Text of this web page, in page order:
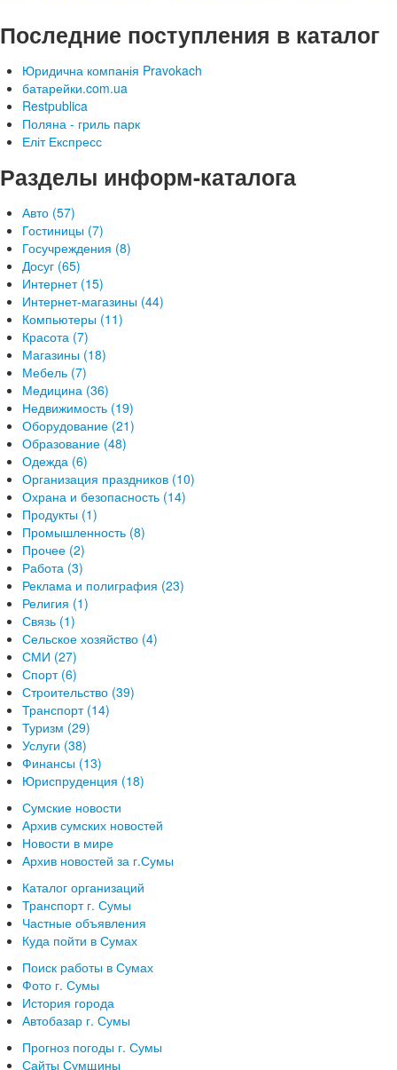
Последние поступления в каталог
Юридична компанія Pravokach
батарейки.com.ua
Restpublica
Поляна - гриль парк
Еліт Експресс
Разделы информ-каталога
Авто (57)
Гостиницы (7)
Госучреждения (8)
Досуг (65)
Интернет (15)
Интернет-магазины (44)
Компьютеры (11)
Красота (7)
Магазины (18)
Мебель (7)
Медицина (36)
Недвижимость (19)
Оборудование (21)
Образование (48)
Одежда (6)
Организация праздников (10)
Охрана и безопасность (14)
Продукты (1)
Промышленность (8)
Прочее (2)
Работа (3)
Реклама и полиграфия (23)
Религия (1)
Связь (1)
Сельское хозяйство (4)
СМИ (27)
Спорт (6)
Строительство (39)
Транспорт (14)
Туризм (29)
Услуги (38)
Финансы (13)
Юриспруденция (18)
Сумские новости
Архив сумских новостей
Новости в мире
Архив новостей за г.Сумы
Каталог организаций
Транспорт г. Сумы
Частные объявления
Куда пойти в Сумах
Поиск работы в Сумах
Фото г. Сумы
История города
Автобазар г. Сумы
Прогноз погоды г. Сумы
Сайты Сумщины